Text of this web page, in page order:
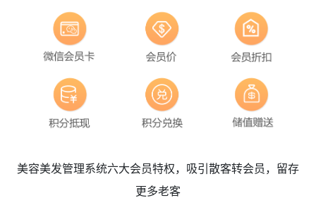
美容美发管理系统六大会员特权，吸引散客转会员，留存
更多老客